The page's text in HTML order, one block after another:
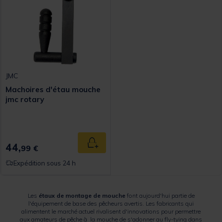
JMC
Machoires d'étau mouche
jmc rotary
44,99 € Ajouter au panier
Expédition sous 24 h
Les étaux de montage de mouchefont aujourd'hui partie de
l'équipement de base des pêcheurs avertis. Les fabricants qui
alimentent le marché actuel rivalisent d'innovations pour permettre
aux amateurs de pêche à la mouche de s'adonner au fly-tying dans